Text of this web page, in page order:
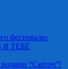
фестивалю
Я ТЕБЕ
“Світоч”!